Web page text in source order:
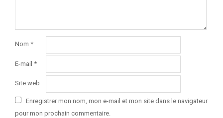
Nom *
E-mail *
Site web
Enregistrer mon nom, mon e-mail et mon site dans le navigateur
pour mon prochain commentaire.